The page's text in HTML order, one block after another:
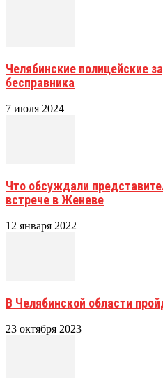
Челябинские полицейские
бесправника
7 июля 2024
Что обсуждали
встрече в Женеве
12 января 2022
В Челябинской области
23 октября 2023